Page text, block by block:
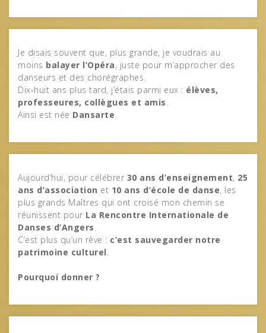
Je disais souvent que, plus grande, je voudrais au
moins balayer l’Opéra, juste pour m’approcher des
danseurs et des chorégraphes.
Dix‑huit ans plus tard, j’étais parmi eux : élèves,
professeures, collègues et amis.
Ainsi est née Dansarte.
Aujourd’hui, pour célébrer 30 ans d’enseignement, 25
ans d’association et 10 ans d’école de danse, les
plus grands Maîtres qui ont croisé mon chemin se
réunissent pour La Rencontre Internationale de
Danses d’Angers.
C’est plus qu’un rêve : c’est sauvegarder notre
patrimoine culturel.
Pourquoi donner ?